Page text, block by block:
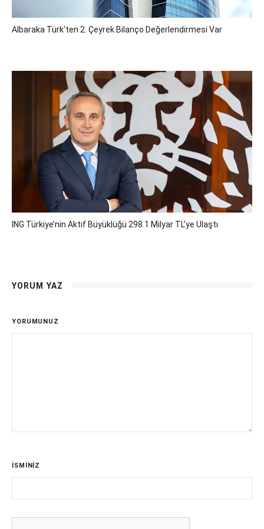
Albaraka Türk'ten 2. Çeyrek Bilanço Değerlendirmesi Var
ING Türkiye’nin Aktif Büyüklüğü 298.1 Milyar TL’ye Ulaştı
YORUM YAZ
YORUMUNUZ
İSMİNİZ